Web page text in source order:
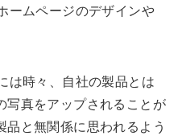
ームページのデザインや
は時々、自社の製品とは
写真をアップされることが
と無関係に思われるよう